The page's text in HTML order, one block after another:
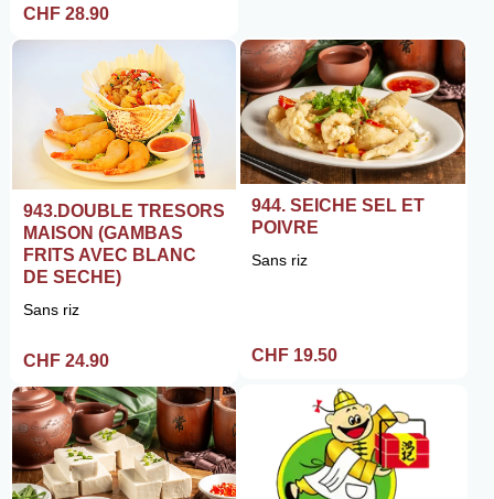
CHF 28.90
943.DOUBLE TRESORS
MAISON (GAMBAS
FRITS AVEC BLANC
DE SECHE)
Sans riz
CHF 24.90
944. SEICHE SEL ET
POIVRE
Sans riz
CHF 19.50